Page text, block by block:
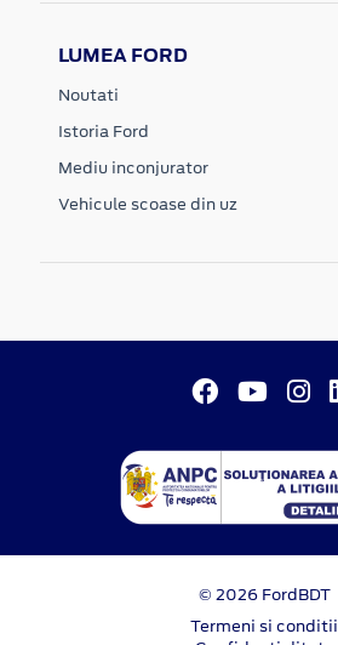
LUMEA FORD
Noutati
Istoria Ford
Mediu inconjurator
Vehicule scoase din uz
© 2026 FordBDT
Termeni si conditii